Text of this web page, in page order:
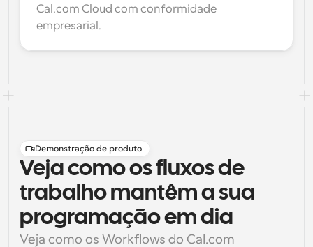
Cal.com Cloud com conformidade
empresarial.
Demonstração de produto
Veja como os fluxos de
trabalho mantêm a sua
programação em dia
Veja como os Workflows do Cal.com